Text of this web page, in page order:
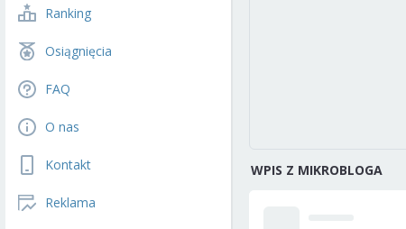
Ranking
Osiągnięcia
FAQ
O nas
Kontakt
Reklama
WPIS Z MIKROBLOGA